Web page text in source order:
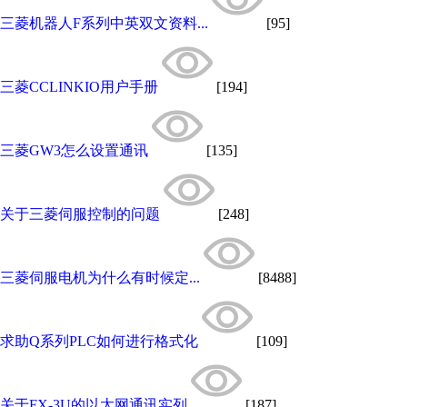
三菱机器人F系列中英双文资料... [95]
三菱CCLINKIO用户手册 [194]
三菱GW3怎么设置通讯 [135]
关于三菱伺服控制的问题 [248]
三菱伺服电机为什么有时候定... [8488]
求助Q系列PLC如何进行格式化 [109]